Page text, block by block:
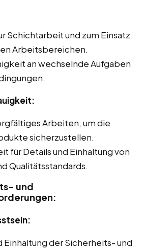
Schichtarbeit und zum Einsatz
Arbeitsbereichen.
an wechselnde Aufgaben
Arbeiten, um die
sicherzustellen.
für Details und Einhaltung von
Qualitätsstandards.
und
Einhaltung der Sicherheits- und